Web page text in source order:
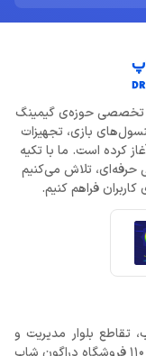
یکی از مراجع تخصصی حوزه‌ی گیمینگ
بازی، تجهیزات
کرده است. ما با تکیه
حرفه‌ای، تلاش می‌کنیم
فراهم کنیم.
بلوار مدیریت و